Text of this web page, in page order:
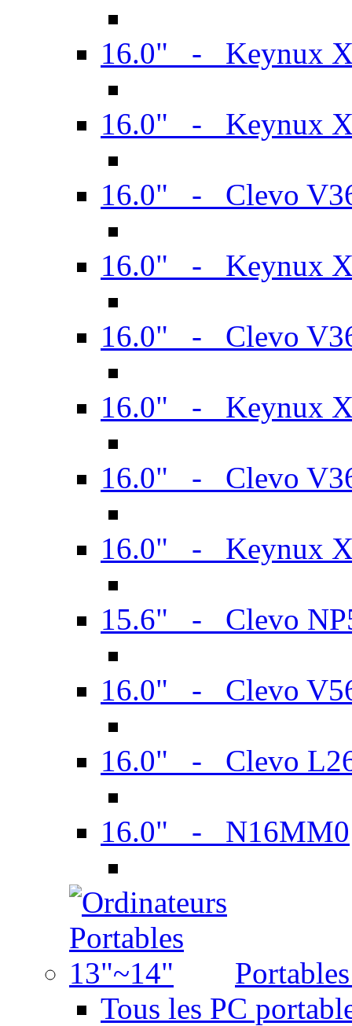
16.0" - Keynux
16.0" - Keynux
16.0" - Clevo
16.0" - Keynux
16.0" - Clevo
16.0" - Keynux
16.0" - Clevo
16.0" - Keynux
15.6" - Clevo
16.0" - Clevo
16.0" - Clevo
16.0" - N16MM0
Tous les PC